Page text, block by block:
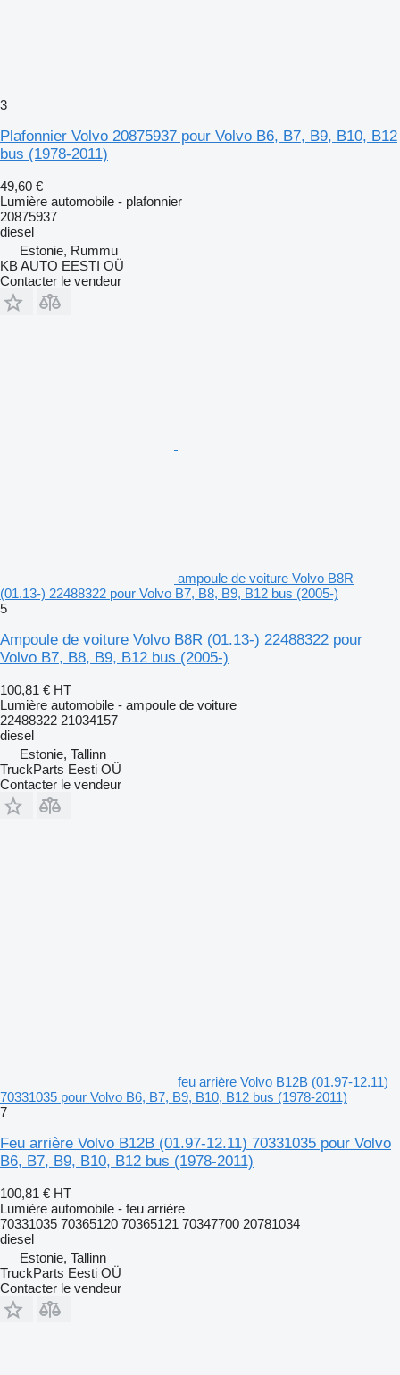
3
Plafonnier Volvo 20875937 pour Volvo B6, B7, B9, B10, B12
bus (1978-2011)
49,60 €
Lumière automobile - plafonnier
20875937
diesel
Estonie, Rummu
KB AUTO EESTI OÜ
Contacter le vendeur
ampoule de voiture Volvo B8R
(01.13-) 22488322 pour Volvo B7, B8, B9, B12 bus (2005-)
5
Ampoule de voiture Volvo B8R (01.13-) 22488322 pour
Volvo B7, B8, B9, B12 bus (2005-)
100,81 € HT
Lumière automobile - ampoule de voiture
22488322 21034157
diesel
Estonie, Tallinn
TruckParts Eesti OÜ
Contacter le vendeur
feu arrière Volvo B12B (01.97-12.11)
70331035 pour Volvo B6, B7, B9, B10, B12 bus (1978-2011)
7
Feu arrière Volvo B12B (01.97-12.11) 70331035 pour Volvo
B6, B7, B9, B10, B12 bus (1978-2011)
100,81 € HT
Lumière automobile - feu arrière
70331035 70365120 70365121 70347700 20781034
diesel
Estonie, Tallinn
TruckParts Eesti OÜ
Contacter le vendeur